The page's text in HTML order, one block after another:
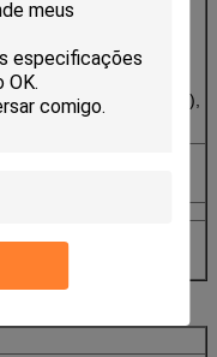
cromo, cor pintada,
do absorvente,
cinzento), preto,
branco, azul,
níquel (preto, branco),
seu pedido